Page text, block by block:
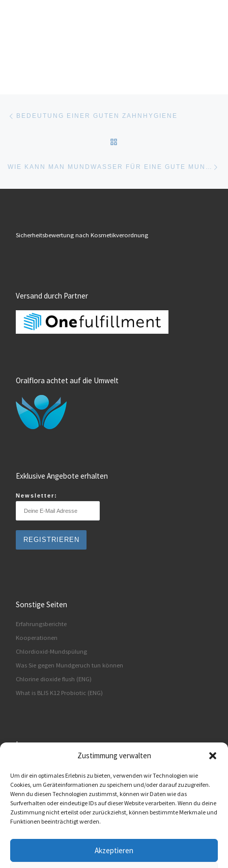
Zustimmung verwalten
Um dir ein optimales Erlebnis zu bieten, verwenden wir Technologien wie
Cookies, um Geräteinformationen zu speichern und/oder darauf zuzugreifen.
Wenn du diesen Technologien zustimmst, können wir Daten wie das
Surfverhalten oder eindeutige IDs auf dieser Website verarbeiten. Wenn du deine
Zustimmung nicht erteilst oder zurückziehst, können bestimmte Merkmale und
Funktionen beeinträchtigt werden.
Akzeptieren
Beitragsnavigation
BEDEUTUNG EINER GUTEN ZAHNHYGIENE
WIE KANN MAN MUNDWASSER FÜR EINE GUTE MUNDFLORA VERWENDEN?
Sicherheitsbewertung nach Kosmetikverordnung
Versand durch Partner
Oralflora achtet auf die Umwelt
Exklusive Angebote erhalten
Newsletter:
Sonstige Seiten
Erfahrungsberichte
Kooperationen
Chlordioxid-Mundspülung
Was Sie gegen Mundgeruch tun können
Chlorine dioxide flush (ENG)
What is BLIS K12 Probiotic (ENG)
Impressum
An der Kolonnade 11
10117 Berlin
Oralflora® Deutschland
info@oralflora.de
www.oralflora.de